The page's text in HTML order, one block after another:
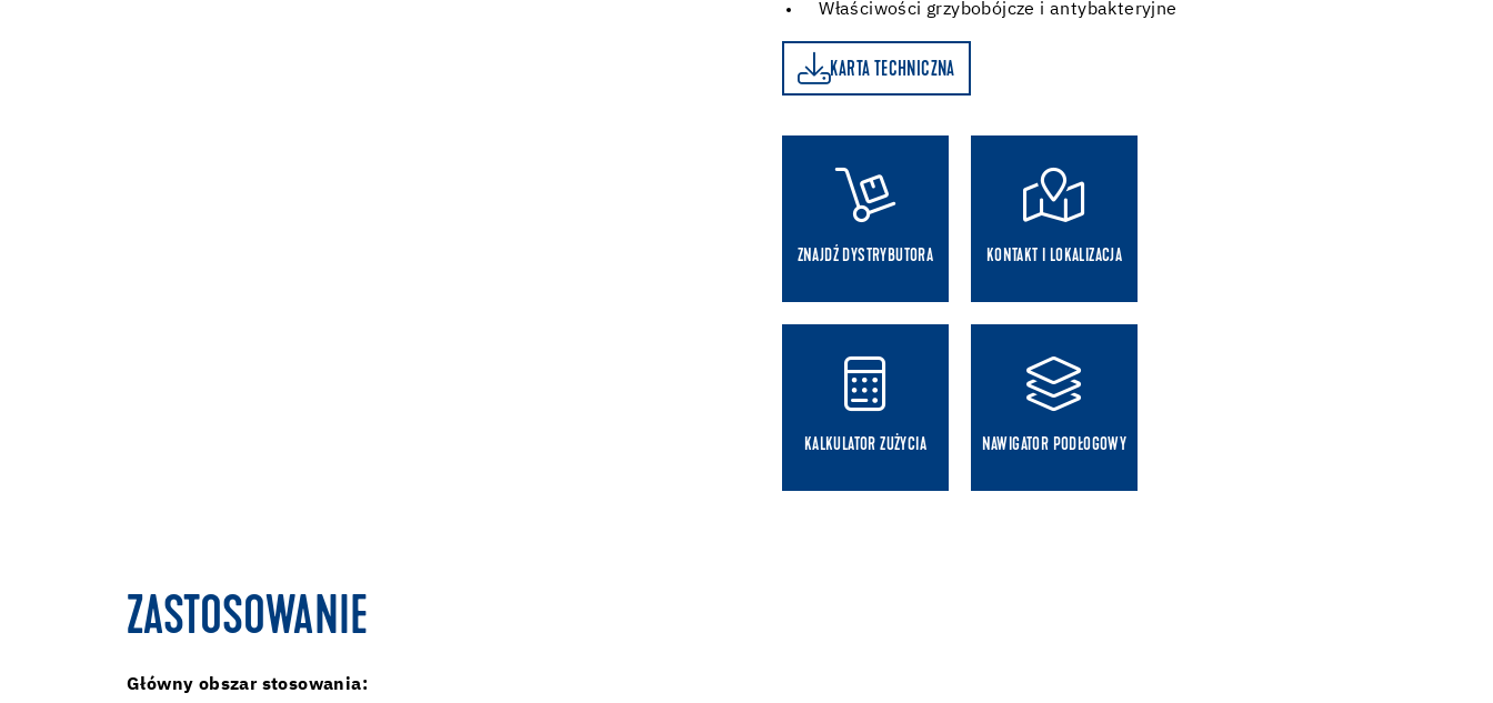
Właściwości grzybobójcze i antybakteryjne
KARTA TECHNICZNA
ZNAJDŹ DYSTRYBUTORA KONTAKT I LOKALIZACJA
KALKULATOR ZUŻYCIA NAWIGATOR PODŁOGOWY
ZASTOSOWANIE
Główny obszar stosowania: